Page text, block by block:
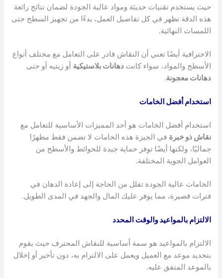
حيث يستخدم تقنيات حديثة ومواد عالية الجودة لضمان نتائج رائعة
هذه الدقة تظهر في كل تفاصيل العمل، بدءًا من تجهيز السطح حتى
اللمسات النهائية.
الاحترافية أيضًا تعني أن النقاش قادر على التعامل مع مختلف أنواع
الأسطح والمواد، سواء كانتدهانات بلاستيكية أو زيتيه أو حتى
دهانات معجونة.
استخدام أفضل الخامات
استخدام أفضل الخامات هو أحد المميزات الأساسية للتعامل مع
نقاش ذو خبرة في الجيزة هذه الخامات لا تضمن فقط مظهرًا
جماليًا، ولكنها أيضًا توفر حماية جيدة للحوائط والأسطح من
العوامل الجوية المختلفة.
الخامات عالية الجودة تقلل من الحاجة إلى إعادة الدهان في
فترات قصيرة، مما يوفر عليك المال والجهد في المدى الطويل.
الالتزام بالمواعيد والوقت المحدد
الالتزام بالمواعيد هو سمة أساسية للنقاش المحترف حيث يقوم
بتحديد موعد مع العميل ويعمل على الالتزام به، دون تأخير أو إخلال
بالموعد المتفق عليه.